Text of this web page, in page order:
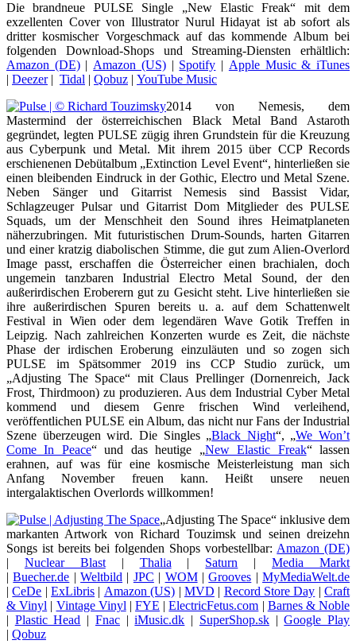
Die brandneue PULSE Single „New Elastic Freak“ mit dem
exzellenten Cover von Illustrator Nurul Hidayat ist ab sofort als
dritter kosmischer Vorgeschmack auf das kommende Album bei
folgenden Download-Shops und Streaming-Diensten erhältlich:
Amazon (DE)|Amazon (US)| Spotify | Apple Music & iTunes
| Deezer| Tidal | Qobuz | YouTube Music
2014 von Nemesis, dem
Mastermind der österreichischen Black Metal Band Astaroth
gegründet, legten PULSE zügig ihren Grundstein für die Kreuzung
aus Cyberpunk und Metal. Mit ihrem 2015 über CCP Records
erschienenen Debütalbum „Extinction Level Event“, hinterließen sie
einen bleibenden Eindruck in der Gothic, Electro und Metal Szene.
Neben Sänger und Gitarrist Nemesis sind Bassist Vidar,
Schlagzeuger Pulsar und Gitarrist Dom Mitglieder des PULSE
Squads, um der Menschheit den Sound ihres Heimatplaneten
näherzubringen. Mit futuristischen Drum-Sounds, harten Gitarren
und einer kratzig diabolischen Stimme, die gut zum Alien-Overlord
Image passt, erschaffen die Österreicher einen brachialen, doch
ungemein tanzbaren Industrial Electro Metal Sound, der den
außerirdischen Eroberern gut zu Gesicht steht. Live hinterließen sie
ihre außerirdischen Spuren bereits u. a. auf dem Schattenwelt
Festival in Wien oder dem legendären Wave Gotik Treffen in
Leipzig. Nach zahlreichen Konzerten wurde es Zeit, die nächste
Phase der irdischen Eroberung einzuläuten und so zogen sich
PULSE im Spätsommer 2019 ins CCP Studio zurück, um
„Adjusting The Space“ mit Claus Prellinger (Dornenreich, Jack
Frost, Thirdmoon) zu produzieren. Aus dem Industrial Cyber Metal
kommend und diesem Genre frischen Wind verleihend,
veröffentlichen PULSE ein Album, das nicht nur Fans der Industrial
Szene überzeugen wird. Die Singles „Black Night“, „We Won’t
Come In Peace“ und das heutige „New Elastic Freak“ lassen
erahnen, auf was für eine kosmische Meisterleistung man sich
Anfang November freuen kann. Heißt unsere neuen
intergalaktischen Overlords willkommen!
„Adjusting The Space“ inklusive dem
markanten Artwork von Richard Touzimsk und seinen dreizehn
Songs ist bereits bei folgenden Shops vorbestellbar:Amazon (DE)
| Nuclear Blast| Thalia| Saturn |Media Markt
|Buecher.de |Weltbild | JPC | WOM|Grooves |MyMediaWelt.de
|CeDe |ExLibris | Amazon (US) | MVD | Record Store Day |Craft
& Vinyl | Vintage Vinyl|FYE |ElectricFetus.com | Barnes & Noble
| Plastic Head | Fnac|iMusic.dk | SuperShop.sk|Google Play
| Qobuz